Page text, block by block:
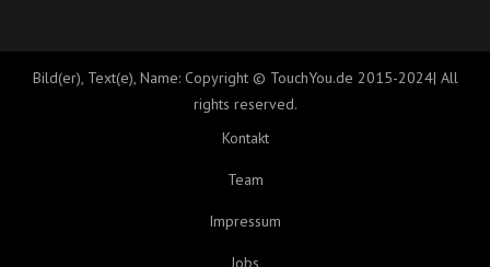
Bild(er), Text(e), Name: Copyright © TouchYou.de 2015-2024| All
rights reserved.
Kontakt
Team
Impressum
Jobs